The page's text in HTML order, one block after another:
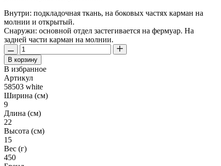
Внутри: подкладочная ткань, на боковых частях карман на
молнии и открытый.
Снаружи: основной отдел застегивается на фермуар. На
задней части карман на молнии.
В корзину
В избранное
Артикул
58503 white
Ширина (см)
9
Длина (см)
22
Высота (см)
15
Вес (г)
450